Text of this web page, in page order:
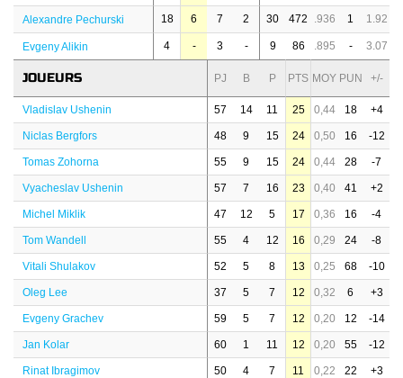
Alexandre Pechurski 18 6 7 2 30 472 .936 1 1.92
Evgeny Alikin 4 - 3 - 9 86 .895 - 3.07
JOUEURS PJ B P PTS MOY PUN +/-
Vladislav Ushenin 57 14 11 25 0,44 18 +4
Niclas Bergfors 48 9 15 24 0,50 16 -12
Tomas Zohorna 55 9 15 24 0,44 28 -7
Vyacheslav Ushenin 57 7 16 23 0,40 41 +2
Michel Miklik 47 12 5 17 0,36 16 -4
Tom Wandell 55 4 12 16 0,29 24 -8
Vitali Shulakov 52 5 8 13 0,25 68 -10
Oleg Lee 37 5 7 12 0,32 6 +3
Evgeny Grachev 59 5 7 12 0,20 12 -14
Jan Kolar 60 1 11 12 0,20 55 -12
Rinat Ibragimov 50 4 7 11 0,22 22 +3